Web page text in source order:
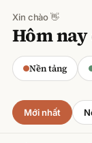
Xin chào 👋
Hôm nay
Nền tảng
CODE
Claude
chính xác
Minh Tuấn ·800
Mới nhất